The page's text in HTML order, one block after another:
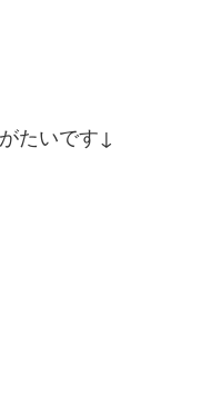
たいです↓